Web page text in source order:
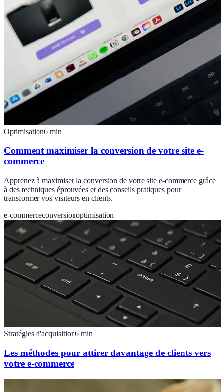
Optimisation6 min
Comment maximiser la conversion de votre site e-
commerce
Apprenez à maximiser la conversion de votre site e-commerce grâce
à des techniques éprouvées et des conseils pratiques pour
transformer vos visiteurs en clients.
e-commerceconversionoptimisation
Stratégies d'acquisition6 min
Les méthodes pour attirer davantage de clients vers
votre e-commerce